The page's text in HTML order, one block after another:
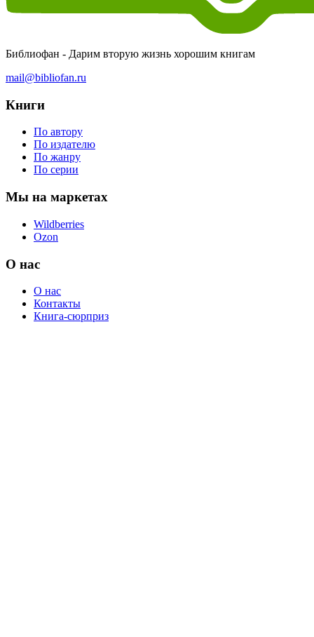
Библиофан - Дарим вторую жизнь хорошим книгам
mail@bibliofan.ru
Книги
По автору
По издателю
По жанру
По серии
Мы на маркетах
Wildberries
Ozon
О нас
О нас
Контакты
Книга-сюрприз